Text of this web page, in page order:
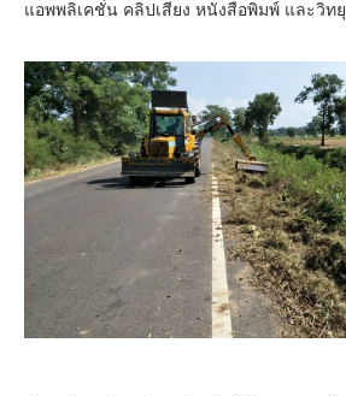
แอพพลิเคชั่น คลิปเสียง หนังสือพิมพ์ และวิทยุ